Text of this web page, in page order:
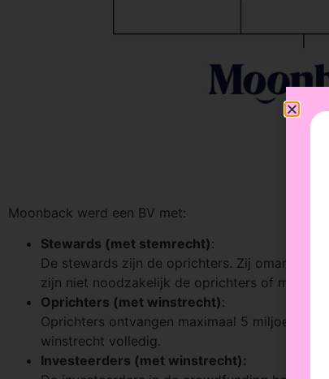
Moonback werd een BV met:
Stewards (met stemrecht):
De stewards zijn de oprichters. Zij omarmen
zijn niet noodzakelijk de oprichters of
Oprichters (met winstrecht):
Oprichters ontvangen maximaal 5 miljoen
winstrecht volledig.
Investeerders (met winstrecht):